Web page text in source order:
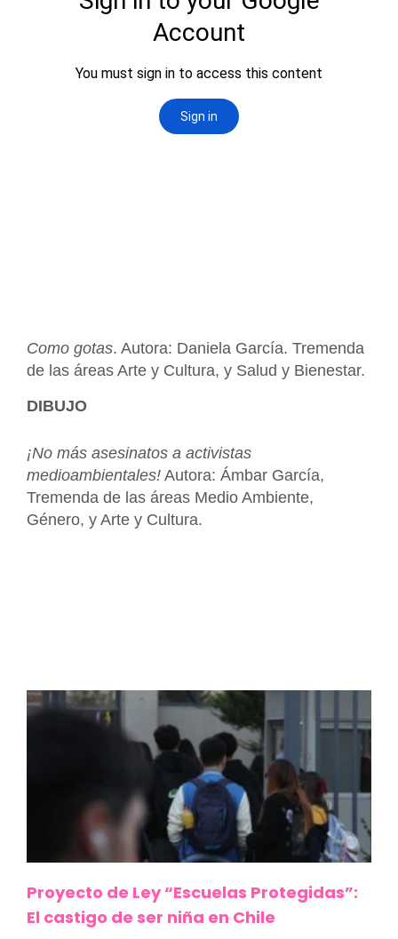
Como gotas. Autora: Daniela García. Tremenda
de las áreas Arte y Cultura, y Salud y Bienestar.
DIBUJO
¡No más asesinatos a activistas
medioambientales!Autora: Ámbar García,
Tremenda de las áreas Medio Ambiente,
Género, y Arte y Cultura.
Proyecto de Ley “Escuelas Protegidas”:
El castigo de ser niña en Chile